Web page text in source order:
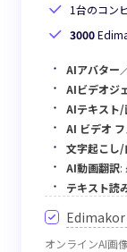
1台のコン
3000
AIアバター
AIビデオジ
AIテキスト/
AI ビデオ
文字起こし
AI動画翻訳:
テキスト読
Edimakor
オンラインAI画